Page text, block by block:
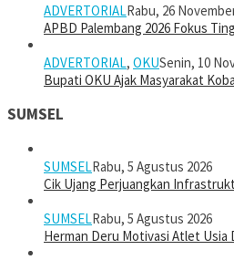
ADVERTORIALRabu, 26
APBD Palembang 2026 Fokus
ADVERTORIAL, OKUSenin, 10
Bupati OKU Ajak Masyarakat
SUMSEL
SUMSELRabu, 5 Agustus 2026
Cik Ujang Perjuangkan
SUMSELRabu, 5 Agustus 2026
Herman Deru Motivasi Atlet Usia